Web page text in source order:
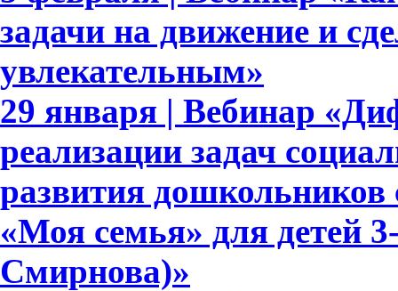
задачи на движение и
увлекательным»
29 января | Вебинар
реализации задач
развития
«Моя семья» для детей
Смирнова)»